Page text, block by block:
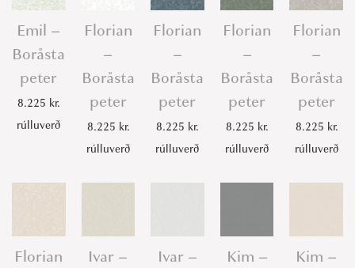
Emil –
Boråsta
peter
8.225 kr.
rúlluverð
Florian
–
Boråsta
peter
8.225 kr.
rúlluverð
Florian
–
Boråsta
peter
8.225 kr.
rúlluverð
Florian
–
Boråsta
peter
8.225 kr.
rúlluverð
Florian
–
Boråsta
peter
8.225 kr.
rúlluverð
Florian
Ivar –
Ivar –
Kim –
Kim –